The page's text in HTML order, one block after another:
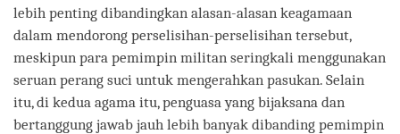
lebih penting dibandingkan alasan-alasan keagamaan
dalam mendorong perselisihan-perselisihan tersebut,
meskipun para pemimpin militan seringkali menggunakan
seruan perang suci untuk mengerahkan pasukan. Selain
itu, di kedua agama itu, penguasa yang bijaksana dan
bertanggung jawab jauh lebih banyak dibanding pemimpin